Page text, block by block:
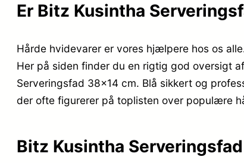
Er Bitz Kusintha
Hårde hvidevarer er vores hjælpere hos os
Her på siden finder du en rigtig god oversigt
Serveringsfad 38×14 cm. Blå sikkert og
der ofte figurerer på toplisten over populære
Bitz Kusintha